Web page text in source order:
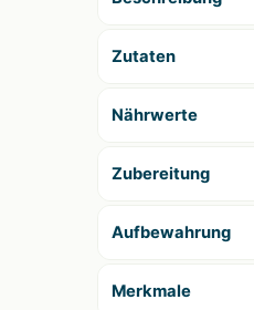
Zutaten
Nährwerte
Zubereitung
Aufbewahrung
Merkmale